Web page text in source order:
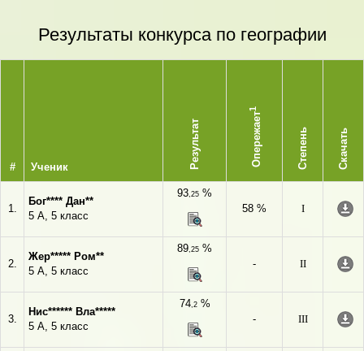
Результаты конкурса по географии
# Ученик Результат Опережает
1
Степень Скачать
1.
Бог**** Дан**
5 А, 5 класс
93,25 %
58 %
I
2.
Жер***** Ром**
5 А, 5 класс
89,25 %
-
II
3.
Нис****** Вла*****
5 А, 5 класс
74,2%
-
III